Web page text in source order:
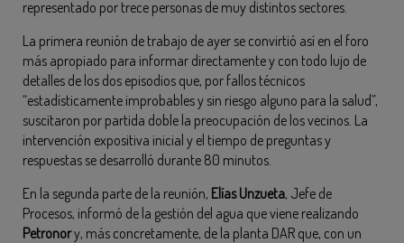
representado por trece personas de muy distintos sectores.
La primera reunión de trabajo de ayer se convirtió así en el foro
más apropiado para informar directamente y con todo lujo de
detalles de los dos episodios que, por fallos técnicos
“estadísticamente improbables y sin riesgo alguno para la salud”,
suscitaron por partida doble la preocupación de los vecinos. La
intervención expositiva inicial y el tiempo de preguntas y
respuestas se desarrolló durante 80 minutos.
En la segunda parte de la reunión, Elías Unzueta, Jefe de
Procesos, informó de la gestión del agua que viene realizando
Petronory, más concretamente, de la planta DAR que, con un